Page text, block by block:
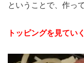
ということで、作っ
トッピングを見てい